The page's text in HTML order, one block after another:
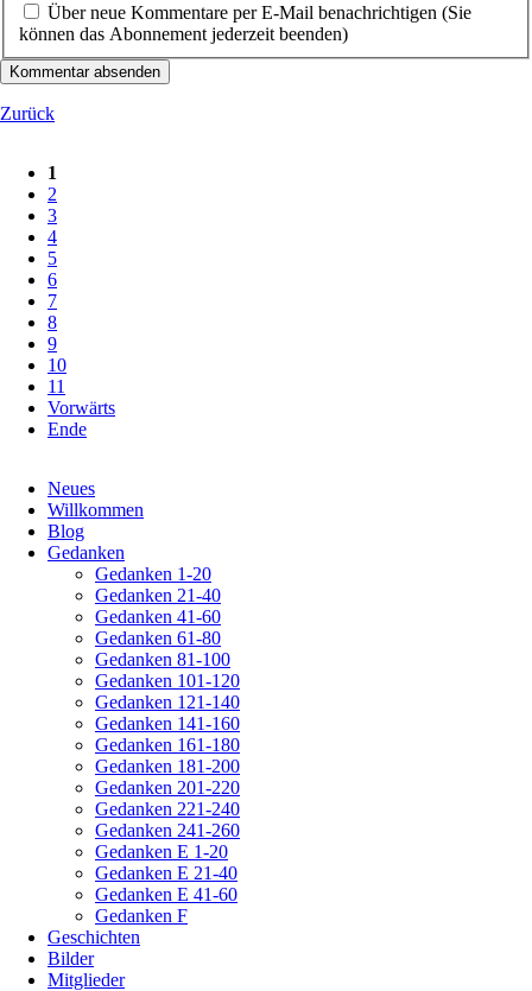
Über neue Kommentare per E-Mail benachrichtigen (Sie
können das Abonnement jederzeit beenden)
Kommentar absenden
Zurück
1
2
3
4
5
6
7
8
9
10
11
Vorwärts
Ende
überspringen
Neues
Willkommen
Blog
Gedanken
Gedanken 1-20
Gedanken 21-40
Gedanken 41-60
Gedanken 61-80
Gedanken 81-100
Gedanken 101-120
Gedanken 121-140
Gedanken 141-160
Gedanken 161-180
Gedanken 181-200
Gedanken 201-220
Gedanken 221-240
Gedanken 241-260
Gedanken E 1-20
Gedanken E 21-40
Gedanken E 41-60
Gedanken F
Geschichten
Bilder
Mitglieder